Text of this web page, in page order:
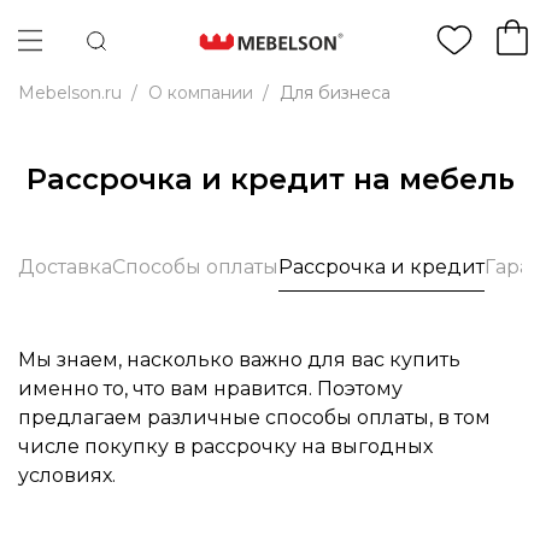
Mebelson.ru / О компании / Для бизнеса
Рассрочка и кредит на мебель
ДоставкаСпособы оплатыРассрочка и кредит
Мы знаем, насколько важно для вас купить
именно то, что вам нравится. Поэтому
предлагаем различные способы оплаты, в том
числе покупку в рассрочку на выгодных
условиях.